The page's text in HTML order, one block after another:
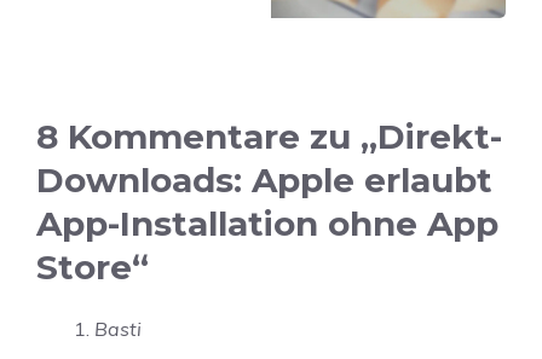
8 Kommentare zu „Direkt-
Downloads: Apple erlaubt
App-Installation ohne App
Store“
Basti